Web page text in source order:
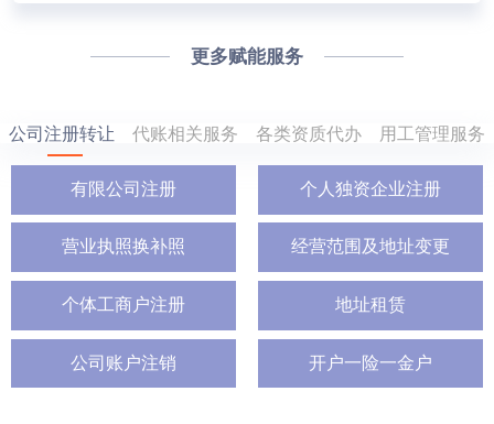
更多赋能服务
公司注册转让 代账相关服务 各类资质代办 用工管理服务
有限公司注册 个人独资企业注册
营业执照换补照 经营范围及地址变更
个体工商户注册 地址租赁
公司账户注销 开户一险一金户